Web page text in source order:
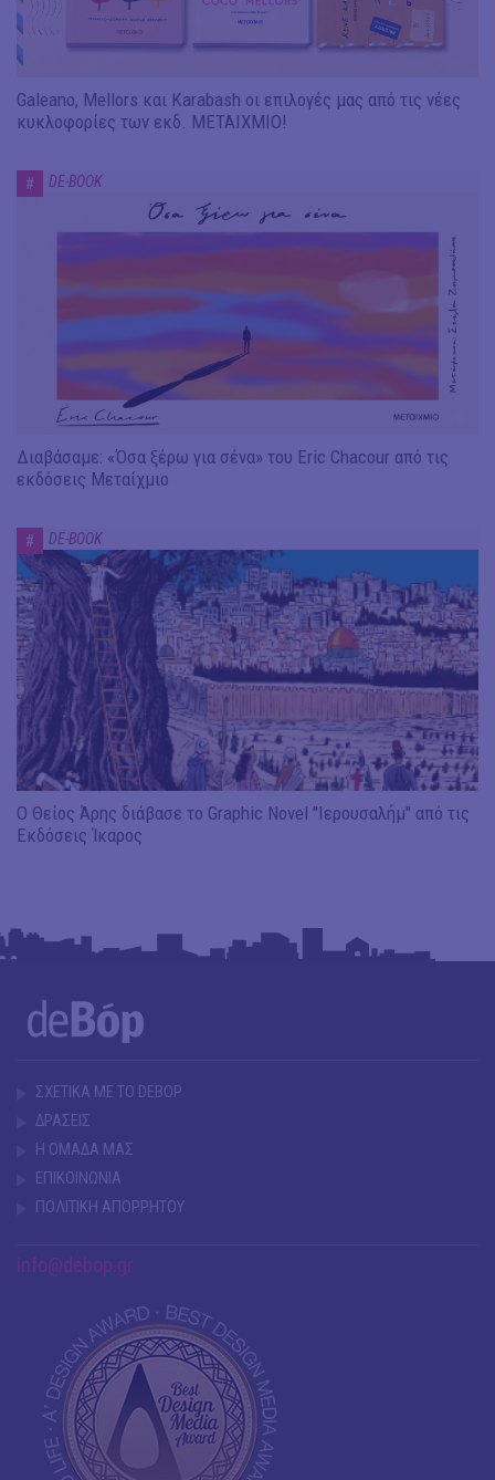
Galeano, Mellors και Karabash οι επιλογές μας από τις νέες
κυκλοφορίες των εκδ. ΜΕΤΑΙΧΜΙΟ!
# DE-BOOK
Διαβάσαμε: «Όσα ξέρω για σένα» του Eric Chacour από τις
εκδόσεις Μεταίχμιο
# DE-BOOK
Ο Θείος Άρης διάβασε το Graphic Novel "Ιερουσαλήμ" από τις
Εκδόσεις Ίκαρος
ΣΧΕΤΙΚΑ ΜΕ ΤΟ DEBOP
ΔΡΑΣΕΙΣ
Η ΟΜΑΔΑ ΜΑΣ
ΕΠΙΚΟΙΝΩΝΙΑ
ΠΟΛΙΤΙΚΗ ΑΠΟΡΡΗΤΟΥ
info@debop.gr